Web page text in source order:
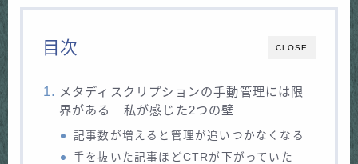
CLOSE
目次
メタディスクリプションの手動管理には限
界がある｜私が感じた2つの壁
記事数が増えると管理が追いつかなくなる
手を抜いた記事ほどCTRが下がっていた